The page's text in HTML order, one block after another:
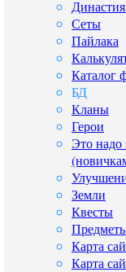
Династия
Сеты
Пайлака
Каталог
БД
Кланы
Герои
Это надо
Земли
Квесты
Карта
Карта